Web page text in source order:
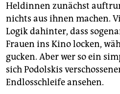
genossenschaft
epaper login
Heldinnen zunächst
nichts aus ihnen machen.
Logik dahinter, dass
Frauen ins Kino locken,
gucken. Aber wer so ein
sich Podolskis
Endlosschleife ansehen.